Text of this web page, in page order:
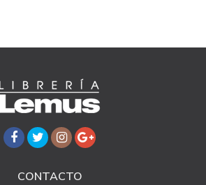
CONTACTO